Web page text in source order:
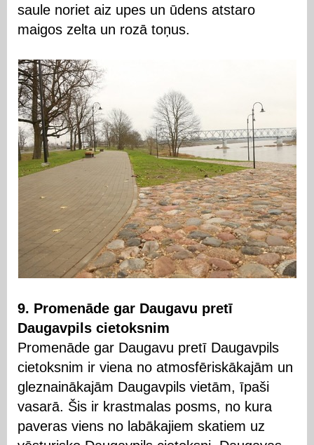
saule noriet aiz upes un ūdens atstaro
maigos zelta un rozā toņus.
9. Promenāde gar Daugavu pretī
Daugavpils cietoksnim
Promenāde gar Daugavu pretī Daugavpils
cietoksnim ir viena no atmosfēriskākajām un
gleznainākajām Daugavpils vietām, īpaši
vasarā. Šis ir krastmalas posms, no kura
paveras viens no labākajiem skatiem uz